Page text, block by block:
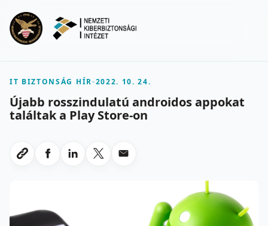
IT BIZTONSÁG HÍR-2022. 10. 24.
Újabb rosszindulatú androidos appokat
találtak a Play Store-on
Link masolasa
Megosztas Facebookon
Megosztas LinkedInen
Megosztas X-en
Megosztas emailben